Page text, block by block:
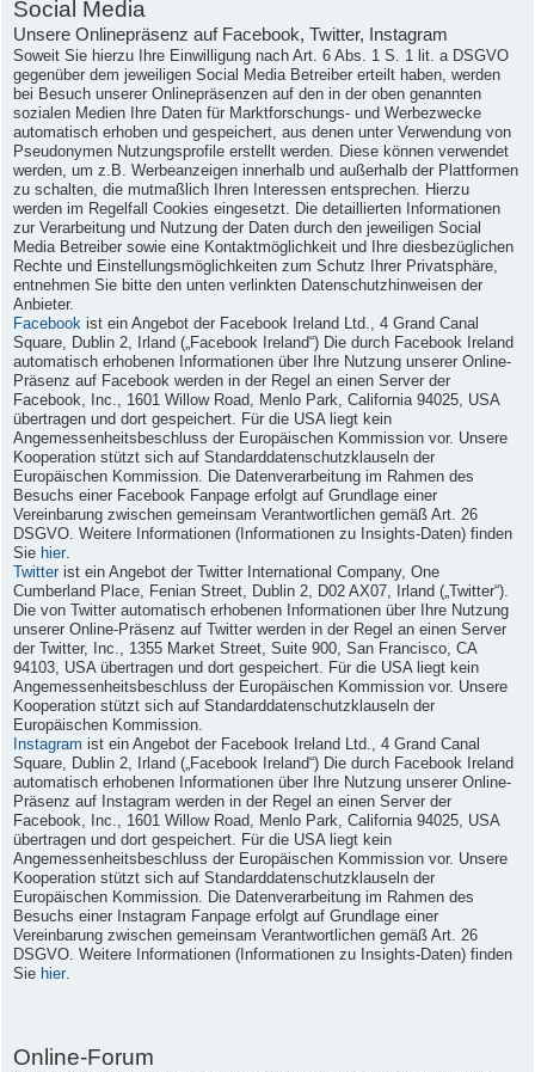
Social Media
Unsere Onlinepräsenz auf Facebook, Twitter, Instagram
Soweit Sie hierzu Ihre Einwilligung nach Art. 6 Abs. 1 S. 1 lit. a DSGVO
gegenüber dem jeweiligen Social Media Betreiber erteilt haben, werden
bei Besuch unserer Onlinepräsenzen auf den in der oben genannten
sozialen Medien Ihre Daten für Marktforschungs- und Werbezwecke
automatisch erhoben und gespeichert, aus denen unter Verwendung von
Pseudonymen Nutzungsprofile erstellt werden. Diese können verwendet
werden, um z.B. Werbeanzeigen innerhalb und außerhalb der Plattformen
zu schalten, die mutmaßlich Ihren Interessen entsprechen. Hierzu
werden im Regelfall Cookies eingesetzt. Die detaillierten Informationen
zur Verarbeitung und Nutzung der Daten durch den jeweiligen Social
Media Betreiber sowie eine Kontaktmöglichkeit und Ihre diesbezüglichen
Rechte und Einstellungsmöglichkeiten zum Schutz Ihrer Privatsphäre,
entnehmen Sie bitte den unten verlinkten Datenschutzhinweisen der
Anbieter.
Facebook ist ein Angebot der Facebook Ireland Ltd., 4 Grand Canal
Square, Dublin 2, Irland („Facebook Ireland“) Die durch Facebook Ireland
automatisch erhobenen Informationen über Ihre Nutzung unserer Online-
Präsenz auf Facebook werden in der Regel an einen Server der
Facebook, Inc., 1601 Willow Road, Menlo Park, California 94025, USA
übertragen und dort gespeichert. Für die USA liegt kein
Angemessenheitsbeschluss der Europäischen Kommission vor. Unsere
Kooperation stützt sich auf Standarddatenschutzklauseln der
Europäischen Kommission. Die Datenverarbeitung im Rahmen des
Besuchs einer Facebook Fanpage erfolgt auf Grundlage einer
Vereinbarung zwischen gemeinsam Verantwortlichen gemäß Art. 26
DSGVO. Weitere Informationen (Informationen zu Insights-Daten) finden
Sie hier.
Twitter ist ein Angebot der Twitter International Company, One
Cumberland Place, Fenian Street, Dublin 2, D02 AX07, Irland („Twitter“).
Die von Twitter automatisch erhobenen Informationen über Ihre Nutzung
unserer Online-Präsenz auf Twitter werden in der Regel an einen Server
der Twitter, Inc., 1355 Market Street, Suite 900, San Francisco, CA
94103, USA übertragen und dort gespeichert. Für die USA liegt kein
Angemessenheitsbeschluss der Europäischen Kommission vor. Unsere
Kooperation stützt sich auf Standarddatenschutzklauseln der
Europäischen Kommission.
Instagram ist ein Angebot der Facebook Ireland Ltd., 4 Grand Canal
Square, Dublin 2, Irland („Facebook Ireland“) Die durch Facebook Ireland
automatisch erhobenen Informationen über Ihre Nutzung unserer Online-
Präsenz auf Instagram werden in der Regel an einen Server der
Facebook, Inc., 1601 Willow Road, Menlo Park, California 94025, USA
übertragen und dort gespeichert. Für die USA liegt kein
Angemessenheitsbeschluss der Europäischen Kommission vor. Unsere
Kooperation stützt sich auf Standarddatenschutzklauseln der
Europäischen Kommission. Die Datenverarbeitung im Rahmen des
Besuchs einer Instagram Fanpage erfolgt auf Grundlage einer
Vereinbarung zwischen gemeinsam Verantwortlichen gemäß Art. 26
DSGVO. Weitere Informationen (Informationen zu Insights-Daten) finden
Sie hier.
Online-Forum